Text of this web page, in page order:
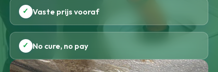
✓ Vaste prijs vooraf
✓ No cure, no pay